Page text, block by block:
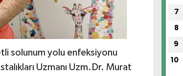
solunum yolu enfeksiyonu
Uzmanı Uzm.Dr. Murat
7
8
9
10